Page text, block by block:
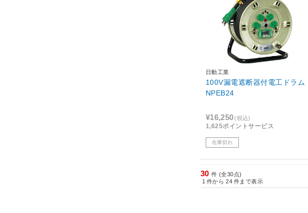
日動工業
100V漏電遮断器付電工ドラム
NPEB24
¥16,250(税込)
1,625ポイントサービス
在庫切れ
30 件 (全30点)
1 件から 24 件まで表示